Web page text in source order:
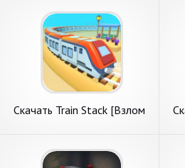
Скачать Train Stack [Взлом